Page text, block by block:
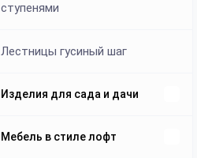
ступенями
Лестницы гусиный шаг
Изделия для сада и дачи
Беседки из дерева и металла
Мебель в стиле лофт